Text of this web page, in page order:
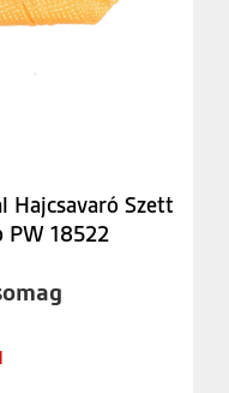
Hajcsavaró Szett
PW 18522